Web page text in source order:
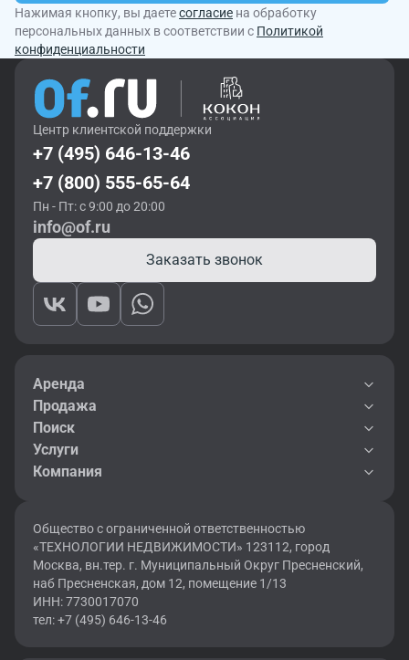
Нажимая кнопку, вы даетесогласие на обработку
персональных данных в соответствии с Политикой
конфиденциальности
Центр клиентской поддержки
+7 (495) 646-13-46
+7 (800) 555-65-64
Пн - Пт: с 9:00 до 20:00
info@of.ru
Заказать звонок
Аренда
Продажа
Поиск
Услуги
Компания
Общество с ограниченной ответственностью
«ТЕХНОЛОГИИ НЕДВИЖИМОСТИ» 123112, город
Москва, вн.тер. г. Муниципальный Округ Пресненский,
наб Пресненская, дом 12, помещение 1/13
ИНН: 7730017070
тел: +7 (495) 646-13-46